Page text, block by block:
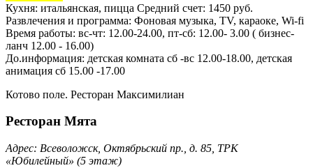
Кухня: итальянская, пицца Средний счет: 1450 руб.
Развлечения и программа: Фоновая музыка, TV, караоке, Wi-fi
Время работы: вс-чт: 12.00-24.00, пт-сб: 12.00- 3.00 ( бизнес-
ланч 12.00 - 16.00)
До.информация: детская комната сб -вс 12.00-18.00, детская
анимация сб 15.00 -17.00
Котово поле. Ресторан Максимилиан
Ресторан Мята
Адрес: Всеволожск, Октябрьский пр., д. 85, ТРК
«Юбилейный» (5 этаж)